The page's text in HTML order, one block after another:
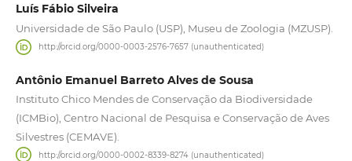
Luís Fábio Silveira
Universidade de São Paulo (USP), Museu de Zoologia (MZUSP).
http://orcid.org/0000-0003-2576-7657 (unauthenticated)
Antônio Emanuel Barreto Alves de Sousa
Instituto Chico Mendes de Conservação da Biodiversidade
(ICMBio), Centro Nacional de Pesquisa e Conservação de Aves
Silvestres (CEMAVE).
http://orcid.org/0000-0002-8339-8274 (unauthenticated)